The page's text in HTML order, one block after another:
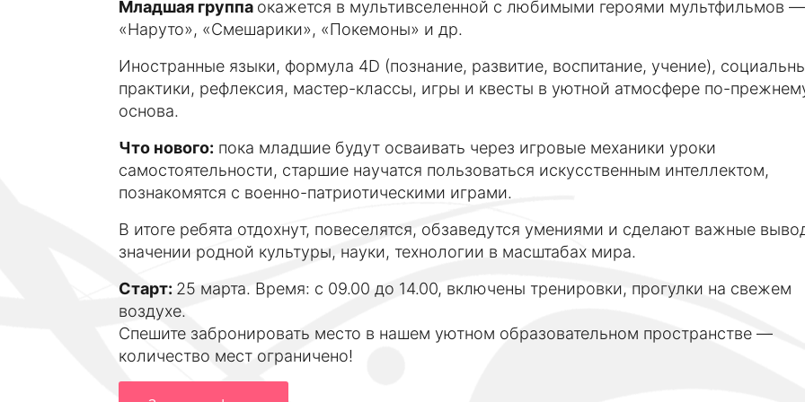
Младшая группа окажется в мультивселенной с любимыми героями мультфильмов —
«Наруто», «Смешарики», «Покемоны» и др.
Иностранные языки, формула 4D (познание, развитие, воспитание, учение),
практики, рефлексия, мастер-классы, игры и квесты в уютной атмосфере по-
основа.
Что нового: пока младшие будут осваивать через игровые механики уроки
самостоятельности, старшие научатся пользоваться искусственным интеллектом,
познакомятся с военно-патриотическими играми.
В итоге ребята отдохнут, повеселятся, обзаведутся умениями и сделают важные
значении родной культуры, науки, технологии в масштабах мира.
Старт: 25 марта. Время: с 09.00 до 14.00, включены тренировки, прогулки на свежем
воздухе.
Спешите забронировать место в нашем уютном образовательном пространстве —
количество мест ограничено!